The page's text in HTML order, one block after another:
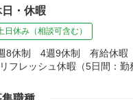
日・休暇
日休み（相談可含む）
8休制 4週9休制 有給休
フレッシュ休暇（5日間：勤